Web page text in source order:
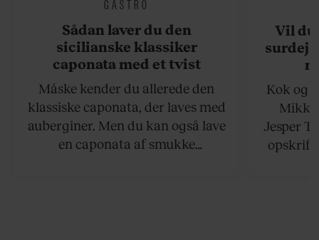
Sådan laver du den
sicilianske klassiker
caponata med et tvist
Måske kender du allerede den
klassiske caponata, der laves med
auberginer. Men du kan også lave
en caponata af smukke
Vil du
Kok og
Jesper
opskrift